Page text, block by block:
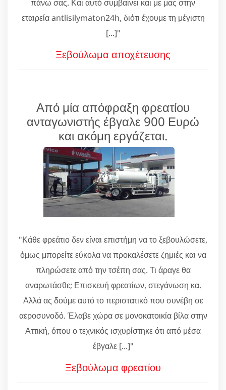
πάνω σας. Και αυτό συμβαίνει και με μας στην
εταιρεία antlisilymaton24h, διότι έχουμε τη μέγιστη
[...]"
Ξεβούλωμα αποχέτευσης
Από μία απόφραξη φρεατίου
ανταγωνιστής έβγαλε 900 Ευρώ
και ακόμη εργάζεται.
"Κάθε φρεάτιο δεν είναι επιστήμη να το ξεβουλώσετε,
όμως μπορείτε εύκολα να προκαλέσετε ζημιές και να
πληρώσετε από την τσέπη σας. Τι άραγε θα
αναρωτάσθε; Επισκευή φρεατίων, στεγάνωση κα.
Αλλά ας δούμε αυτό το περιστατικό που συνέβη σε
αεροσυνοδό. Έλαβε χώρα σε μονοκατοικία βίλα στην
Αττική, όπου ο τεχνικός ισχυρίστηκε ότι από μέσα
έβγαλε [...]"
Ξεβούλωμα φρεατίου